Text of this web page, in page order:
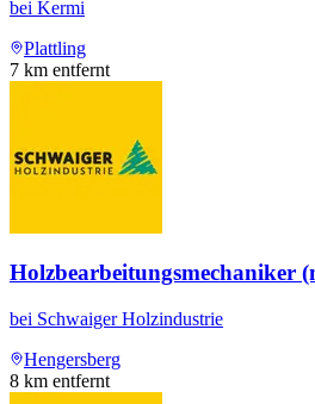
bei Kermi
Plattling
7 km entfernt
Holzbearbeitungsmechaniker
bei Schwaiger Holzindustrie
Hengersberg
8 km entfernt